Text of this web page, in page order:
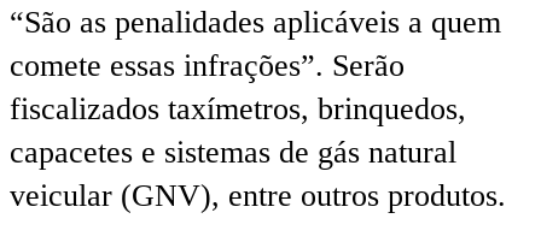
“São as penalidades aplicáveis a quem
comete essas infrações”. Serão
fiscalizados taxímetros, brinquedos,
capacetes e sistemas de gás natural
veicular (GNV), entre outros produtos.